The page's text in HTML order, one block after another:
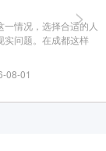
情况，选择合适的人
实问题。在成都这样
08-01
>